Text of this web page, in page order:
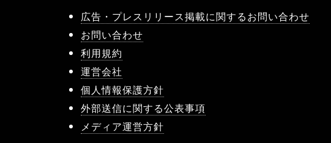
広告・プレスリリース掲載に関するお問い合わせ
お問い合わせ
利用規約
運営会社
個人情報保護方針
外部送信に関する公表事項
メディア運営方針